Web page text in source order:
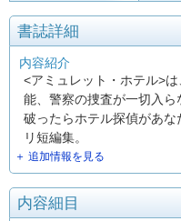
書誌詳細
内容紹介
<アミュレット・ホテル>
能、警察の捜査が一切入
破ったらホテル探偵があ
リ短編集。
＋ 追加情報を見る
内容細目